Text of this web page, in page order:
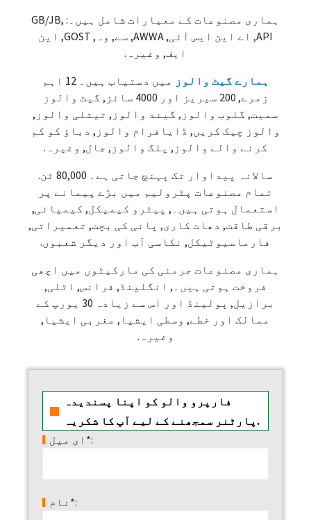
ہماری مصنوعات کے معیارات شامل ہیں۔: GB/JB,
API, اے این ایس آئی, AWWA, سے, وہ, GOST, این
ایف, وغیرہ.
ہمارے گیٹ والوز
میں دستیاب ہیں۔ 12 اہم
زمرے, 200 سیریز اور 4000 سائز, گیٹ والوز
سمیت, گلوب والوز, گیند والوز, تیتلی والوز,
والوز چیک کریں, ڈایافرام والوز, دباؤ کو کم
کرنے والے والوز, پلگ والوز, جال, وغیرہ.
سالانہ پیداوار تک پہنچ جاتی ہے۔ 80,000 ٹن.
تمام مصنوعات پٹرولیم میں بڑے پیمانے پر
استعمال ہوتی ہیں۔, پیٹرو کیمیکل, کیمیائی,
برقی طاقت, دھات کاری, پانی کی بچت, تعمیراتی,
فارماسیوٹیکل, نکاسی آب اور دیگر شعبوں.
ہماری مصنوعات جرمنی کی مارکیٹوں میں اچھی
فروخت ہوتی ہیں۔, انگلینڈ, فرانس, اٹلی,
برازیل, پولینڈ اور اس سے زیادہ 30 یورپ کے
ممالک اور خطے, وسطی ایشیا, مغربی ایشیا,
وغیرہ.
فارپرو والو کو اپنا پسندیدہ
پارٹنر سمجھنے کے لیے آپ کا شکریہ.
ای میل*:
نام*: